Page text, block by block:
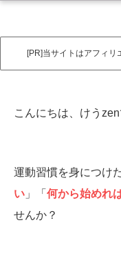
[PR]当サイトはアフィリ
こんにちは、けうzen
運動習慣を身につけ
い 」「 何から始めれ
せんか？